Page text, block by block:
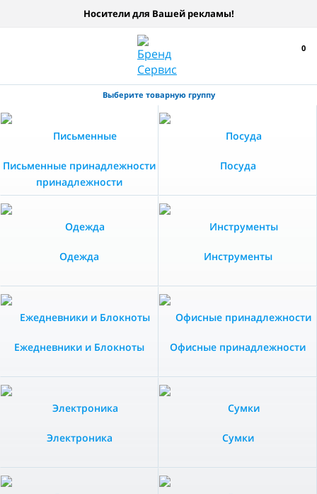
Носители для Вашей рекламы!
0
Выберите товарную группу
Письменные принадлежности Посуда
Одежда Инструменты
Ежедневники и Блокноты Офисные принадлежности
Электроника Сумки